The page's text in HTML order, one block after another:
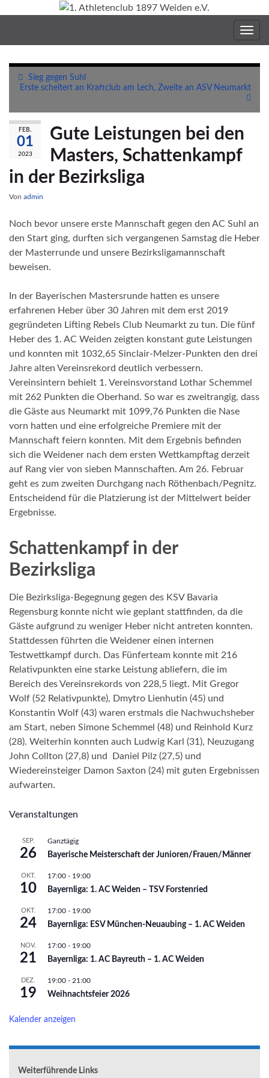
Sieg gegen Suhl
Erste scheitert an Kraftclub am Lech, Zweite an ASV Neumarkt
FEB.
01
2023
Gute Leistungen bei den
Masters, Schattenkampf
in der Bezirksliga
Von admin
Noch bevor unsere erste Mannschaft gegen den AC Suhl an
den Start ging, durften sich vergangenen Samstag die Heber
der Masterrunde und unsere Bezirksligamannschaft
beweisen.
In der Bayerischen Mastersrunde hatten es unsere
erfahrenen Heber über 30 Jahren mit dem erst 2019
gegründeten Lifting Rebels Club Neumarkt zu tun. Die fünf
Heber des 1. AC Weiden zeigten konstant gute Leistungen
und konnten mit 1032,65 Sinclair-Melzer-Punkten den drei
Jahre alten Vereinsrekord deutlich verbessern.
Vereinsintern behielt 1. Vereinsvorstand Lothar Schemmel
mit 262 Punkten die Oberhand. So war es zweitrangig, dass
die Gäste aus Neumarkt mit 1099,76 Punkten die Nase
vorn hatten und eine erfolgreiche Premiere mit der
Mannschaft feiern konnten. Mit dem Ergebnis befinden
sich die Weidener nach dem ersten Wettkampftag derzeit
auf Rang vier von sieben Mannschaften. Am 26. Februar
geht es zum zweiten Durchgang nach Röthenbach/Pegnitz.
Entscheidend für die Platzierung ist der Mittelwert beider
Ergebnisse.
Schattenkampf in der
Bezirksliga
Die Bezirksliga-Begegnung gegen des KSV Bavaria
Regensburg konnte nicht wie geplant stattfinden, da die
Gäste aufgrund zu weniger Heber nicht antreten konnten.
Stattdessen führten die Weidener einen internen
Testwettkampf durch. Das Fünferteam konnte mit 216
Relativpunkten eine starke Leistung abliefern, die im
Bereich des Vereinsrekords von 228,5 liegt. Mit Gregor
Wolf (52 Relativpunkte), Dmytro Lienhutin (45) und
Konstantin Wolf (43) waren erstmals die Nachwuchsheber
am Start, neben Simone Schemmel (48) und Reinhold Kurz
(28). Weiterhin konnten auch Ludwig Karl (31), Neuzugang
John Collton (27,8) und Daniel Pilz (27,5) und
Wiedereinsteiger Damon Saxton (24) mit guten Ergebnissen
aufwarten.
Veranstaltungen
SEP.
26
Ganztägig
Bayerische Meisterschaft der Junioren/Frauen/Männer
OKT.
10
17:00 - 19:00
Bayernliga: 1. AC Weiden – TSV Forstenried
OKT.
24
17:00 - 19:00
Bayernliga: ESV München-Neuaubing – 1. AC Weiden
NOV.
21
17:00 - 19:00
Bayernliga: 1. AC Bayreuth – 1. AC Weiden
DEZ.
19
19:00 - 21:00
Weihnachtsfeier 2026
Kalender anzeigen
Weiterführende Links